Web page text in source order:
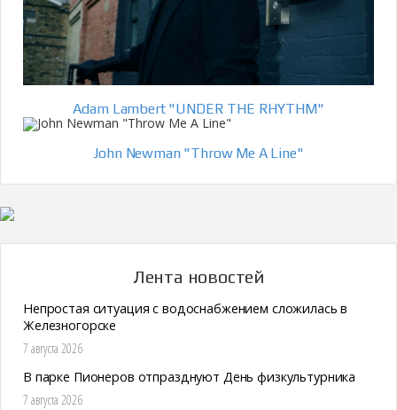
Adam Lambert "UNDER THE RHYTHM"
John Newman "Throw Me A Line"
Лента новостей
Непростая ситуация с водоснабжением сложилась в
Железногорске
7 августа 2026
В парке Пионеров отпразднуют День физкультурника
7 августа 2026